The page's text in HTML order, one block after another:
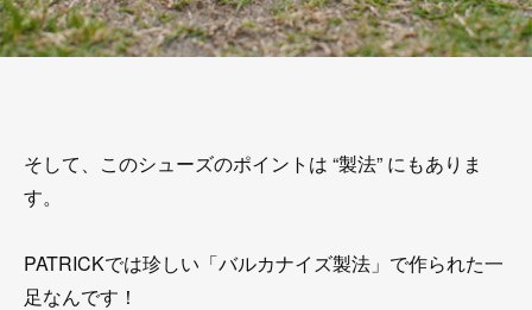
そして、このシューズのポイントは “製法” にもありま
す。
PATRICKでは珍しい「バルカナイズ製法」で作られた一
足なんです！